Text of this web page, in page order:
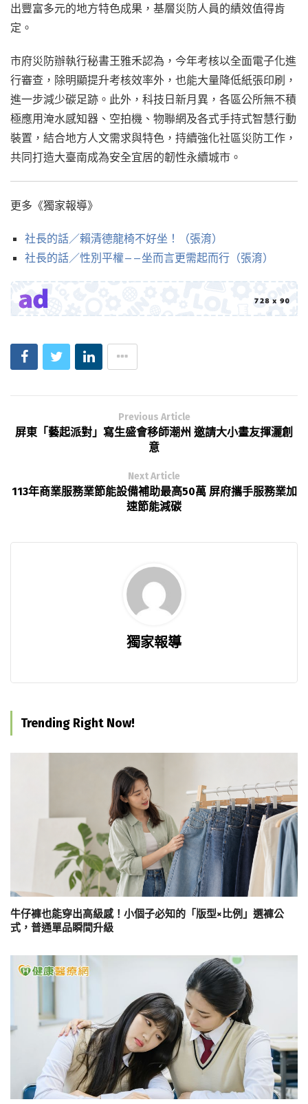
出豐富多元的地方特色成果，基層災防人員的績效值得肯
定。
市府災防辦執行秘書王雅禾認為，今年考核以全面電子化進
行審查，除明顯提升考核效率外，也能大量降低紙張印刷，
進一步減少碳足跡。此外，科技日新月異，各區公所無不積
極應用淹水感知器、空拍機、物聯網及各式手持式智慧行動
裝置，結合地方人文需求與特色，持續強化社區災防工作，
共同打造大臺南成為安全宜居的韌性永續城市。
更多《獨家報導》
社長的話／賴清德龍椅不好坐！（張淯）
社長的話／性別平權——坐而言更需起而行（張淯）
Previous Article
屏東「藝起派對」寫生盛會移師潮州 邀請大小畫友揮灑創
意
Next Article
113年商業服務業節能設備補助最高50萬 屏府攜手服務業加
速節能減碳
獨家報導
Trending Right Now!
牛仔褲也能穿出高級感！小個子必知的「版型×比例」選褲公
式，普通單品瞬間升級